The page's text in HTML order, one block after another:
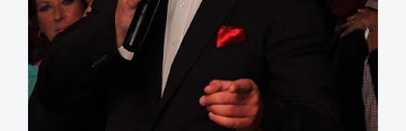
stroomversnelling met de opkomst van YouTube. Zijn
YouTube-kanaal telt ruim een miljoen abonnees en hij
heeft al meer dan 265.000.000 weergaven op zijn
video's. Op dit kanaal deelt hij video's van zijn trucs,
maar ook interviews en voetbal video's met bekende